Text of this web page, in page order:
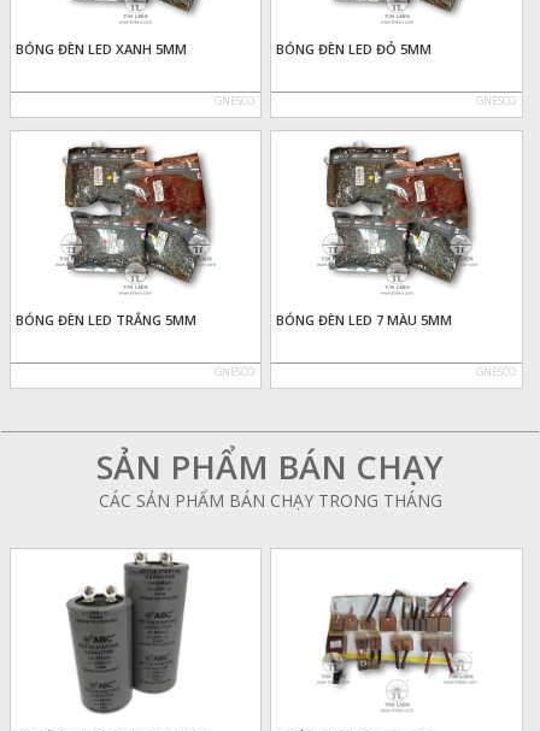
BÓNG ĐÈN LED XANH 5MM
GNESCO
BÓNG ĐÈN LED ĐỎ 5MM
GNESCO
BÓNG ĐÈN LED TRẮNG 5MM
GNESCO
BÓNG ĐÈN LED 7 MÀU 5MM
GNESCO
SẢN PHẨM BÁN CHẠY
CÁC SẢN PHẨM BÁN CHẠY TRONG THÁNG